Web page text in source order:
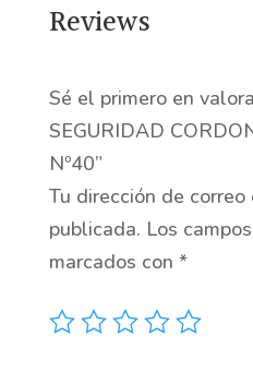
Reviews
Sé el primero en
SEGURIDAD
Nº40”
Tu dirección de
publicada. Los
marcados con *